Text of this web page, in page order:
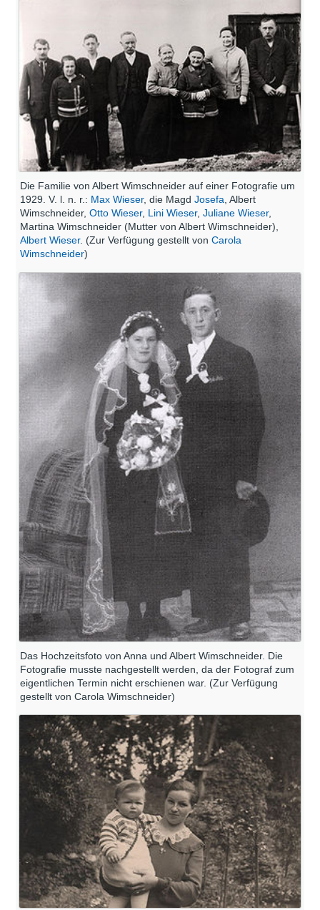
Die Familie von Albert Wimschneider auf einer Fotografie um
1929. V. l. n. r.: Max Wieser, die Magd Josefa, Albert
Wimschneider, Otto Wieser, Lini Wieser, Juliane Wieser,
Martina Wimschneider (Mutter von Albert Wimschneider),
Albert Wieser. (Zur Verfügung gestellt von Carola
Wimschneider)
Das Hochzeitsfoto von Anna und Albert Wimschneider. Die
Fotografie musste nachgestellt werden, da der Fotograf zum
eigentlichen Termin nicht erschienen war. (Zur Verfügung
gestellt von Carola Wimschneider)